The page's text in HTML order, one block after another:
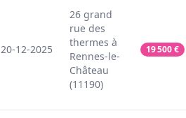
20-12-2025
26 grand
rue des
thermes à
Rennes-le-
Château
(11190)
19 500€